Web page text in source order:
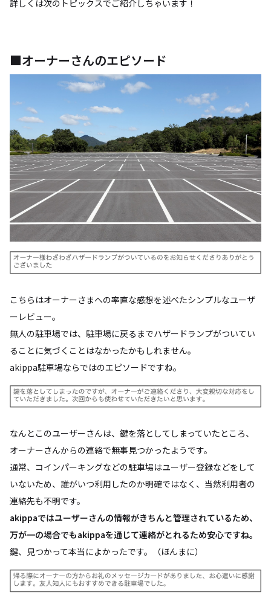
詳しくは次のトピックスでご紹介しちゃいます！
■オーナーさんのエピソード
こちらはオーナーさまへの率直な感想を述べたシンプルなユーザ
ーレビュー。
無人の駐車場では、駐車場に戻るまでハザードランプがついてい
ることに気づくことはなかったかもしれません。
akippa駐車場ならではのエピソードですね。
なんとこのユーザーさんは、鍵を落としてしまっていたところ、
オーナーさんからの連絡で無事見つかったようです。
通常、コインパーキングなどの駐車場はユーザー登録などをして
いないため、誰がいつ利用したのか明確ではなく、当然利用者の
連絡先も不明です。
akippaではユーザーさんの情報がきちんと管理されているため、
万が一の場合でもakippaを通じて連絡がとれるため安心ですね。
鍵、見つかって本当によかったです。（ほんまに）